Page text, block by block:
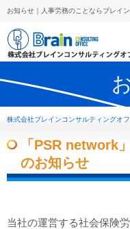
株式会社ブレインコンサルティングオフ
「PSR network
のお知らせ
当社の運営する社会保険